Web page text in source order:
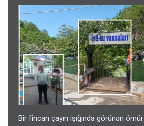
Bir fincan çayın işığında görünən ömür